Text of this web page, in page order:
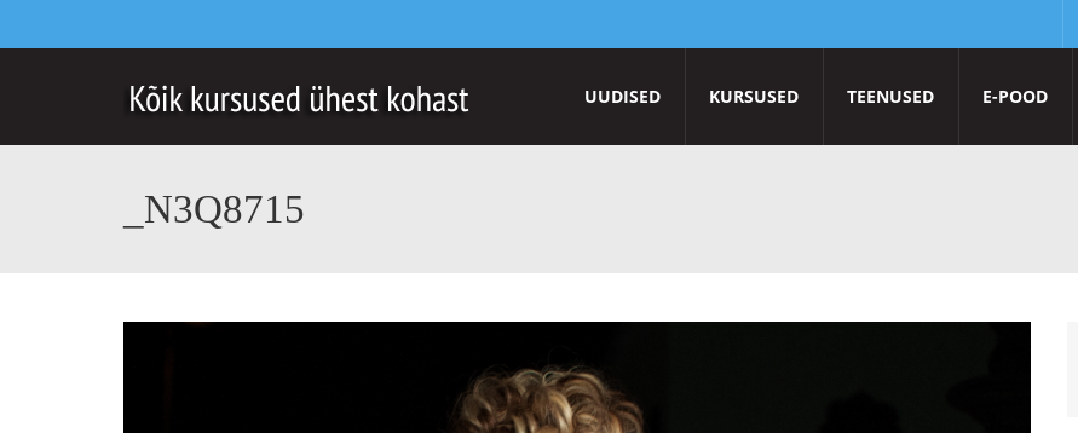
UUDISED KURSUSED TEENUSED E-POOD
_N3Q8715